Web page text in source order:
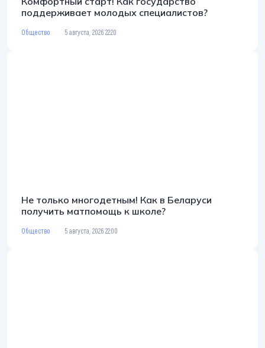
поддерживает молодых специалистов?
Общество 5 августа, 2026 22:20
Не только многодетным! Как в Беларуси
получить матпомощь к школе?
Общество 5 августа, 2026 22:00